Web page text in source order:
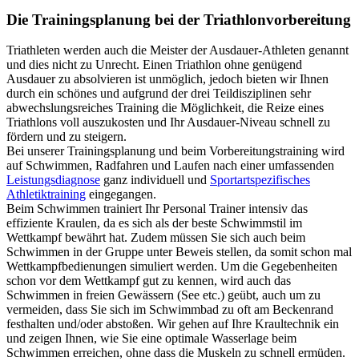
Die Trainingsplanung bei der Triathlonvorbereitung
Triathleten werden auch die Meister der Ausdauer-Athleten genannt
und dies nicht zu Unrecht. Einen Triathlon ohne genügend
Ausdauer zu absolvieren ist unmöglich, jedoch bieten wir Ihnen
durch ein schönes und aufgrund der drei Teildisziplinen sehr
abwechslungsreiches Training die Möglichkeit, die Reize eines
Triathlons voll auszukosten und Ihr Ausdauer-Niveau schnell zu
fördern und zu steigern.
Bei unserer Trainingsplanung und beim Vorbereitungstraining wird
auf Schwimmen, Radfahren und Laufen nach einer umfassenden
Leistungsdiagnose ganz individuell und Sportartspezifisches
Athletiktraining eingegangen.
Beim Schwimmen trainiert Ihr Personal Trainer intensiv das
effiziente Kraulen, da es sich als der beste Schwimmstil im
Wettkampf bewährt hat. Zudem müssen Sie sich auch beim
Schwimmen in der Gruppe unter Beweis stellen, da somit schon mal
Wettkampfbedienungen simuliert werden. Um die Gegebenheiten
schon vor dem Wettkampf gut zu kennen, wird auch das
Schwimmen in freien Gewässern (See etc.) geübt, auch um zu
vermeiden, dass Sie sich im Schwimmbad zu oft am Beckenrand
festhalten und/oder abstoßen. Wir gehen auf Ihre Kraultechnik ein
und zeigen Ihnen, wie Sie eine optimale Wasserlage beim
Schwimmen erreichen, ohne dass die Muskeln zu schnell ermüden.